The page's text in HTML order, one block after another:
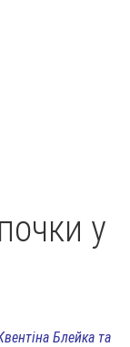
у
Блейка та